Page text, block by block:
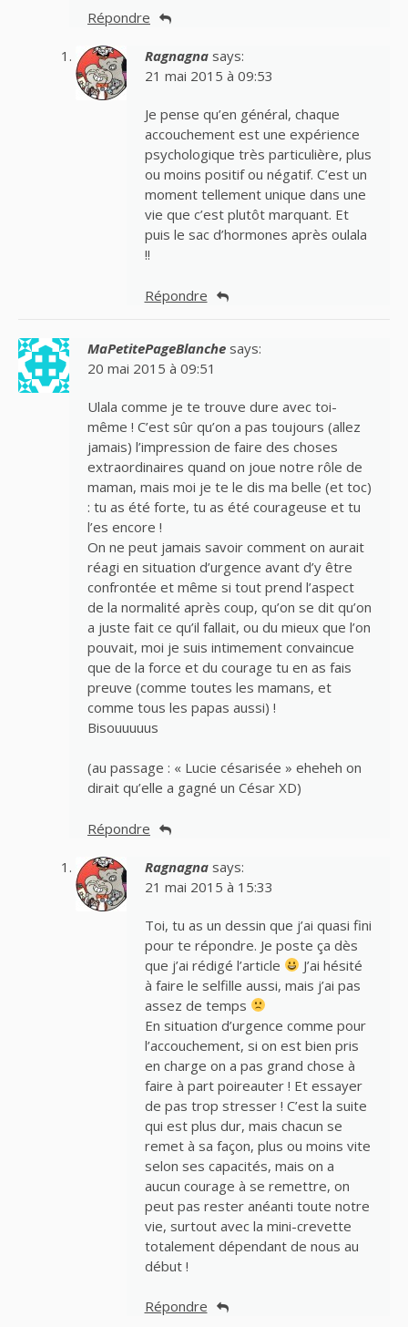
Répondre
Ragnagna says:
21 mai 2015 à 09:53
Je pense qu’en général, chaque
accouchement est une expérience
psychologique très particulière, plus
ou moins positif ou négatif. C’est un
moment tellement unique dans une
vie que c’est plutôt marquant. Et
puis le sac d’hormones après oulala
!!
Répondre
MaPetitePageBlanche says:
20 mai 2015 à 09:51
Ulala comme je te trouve dure avec toi-
même ! C’est sûr qu’on a pas toujours (allez
jamais) l’impression de faire des choses
extraordinaires quand on joue notre rôle de
maman, mais moi je te le dis ma belle (et toc)
: tu as été forte, tu as été courageuse et tu
l’es encore !
On ne peut jamais savoir comment on aurait
réagi en situation d’urgence avant d’y être
confrontée et même si tout prend l’aspect
de la normalité après coup, qu’on se dit qu’on
a juste fait ce qu’il fallait, ou du mieux que l’on
pouvait, moi je suis intimement convaincue
que de la force et du courage tu en as fais
preuve (comme toutes les mamans, et
comme tous les papas aussi) !
Bisouuuuus
(au passage : « Lucie césarisée » eheheh on
dirait qu’elle a gagné un César XD)
Répondre
Ragnagna says:
21 mai 2015 à 15:33
Toi, tu as un dessin que j’ai quasi fini
pour te répondre. Je poste ça dès
que j’ai rédigé l’article
J’ai hésité
à faire le selfille aussi, mais j’ai pas
assez de temps
En situation d’urgence comme pour
l’accouchement, si on est bien pris
en charge on a pas grand chose à
faire à part poireauter ! Et essayer
de pas trop stresser ! C’est la suite
qui est plus dur, mais chacun se
remet à sa façon, plus ou moins vite
selon ses capacités, mais on a
aucun courage à se remettre, on
peut pas rester anéanti toute notre
vie, surtout avec la mini-crevette
totalement dépendant de nous au
début !
Répondre